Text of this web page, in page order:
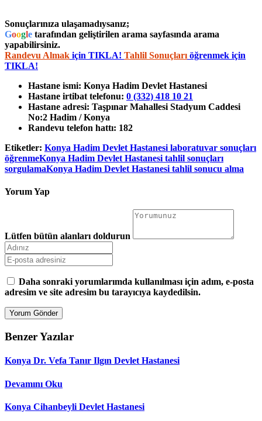
Sonuçlarınıza ulaşamadıysanız;
Google tarafından geliştirilen arama sayfasında arama
yapabilirsiniz.
Randevu Almak için TIKLA! Tahlil Sonuçları öğrenmek için
TIKLA!
Hastane ismi: Konya Hadim Devlet Hastanesi
Hastane irtibat telefonu: 0 (332) 418 10 21
Hastane adresi: Taşpınar Mahallesi Stadyum Caddesi
No:2 Hadim / Konya
Randevu telefon hattı: 182
Etiketler: Konya Hadim Devlet Hastanesi laboratuvar sonuçları
öğrenmeKonya Hadim Devlet Hastanesi tahlil sonuçları
sorgulamaKonya Hadim Devlet Hastanesi tahlil sonucu alma
Yorum Yap
Lütfen bütün alanları doldurun
Daha sonraki yorumlarımda kullanılması için adım, e-posta
adresim ve site adresim bu tarayıcıya kaydedilsin.
Benzer Yazılar
Konya Dr. Vefa Tanır Ilgın Devlet Hastanesi
Devamını Oku
Konya Cihanbeyli Devlet Hastanesi